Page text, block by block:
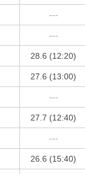
---
---
28.6 (12:20)
27.6 (13:00)
---
27.7 (12:40)
---
26.6 (15:40)